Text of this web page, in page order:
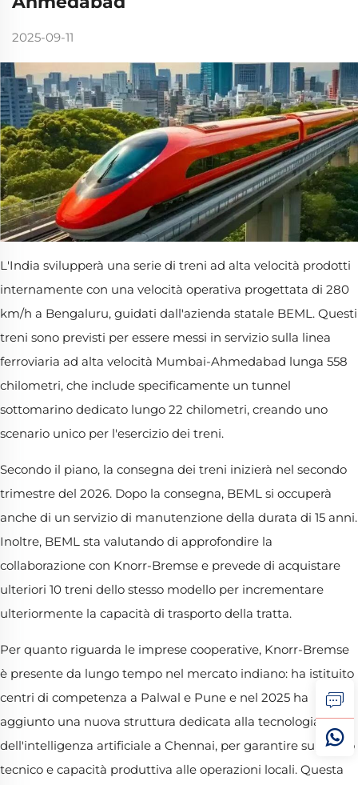
2025-09-11
L'India svilupperà una serie di treni ad alta velocità prodotti
internamente con una velocità operativa progettata di 280
km/h a Bengaluru, guidati dall'azienda statale BEML. Questi
treni sono previsti per essere messi in servizio sulla linea
ferroviaria ad alta velocità Mumbai-Ahmedabad lunga 558
chilometri, che include specificamente un tunnel
sottomarino dedicato lungo 22 chilometri, creando uno
scenario unico per l'esercizio dei treni.
Secondo il piano, la consegna dei treni inizierà nel secondo
trimestre del 2026. Dopo la consegna, BEML si occuperà
anche di un servizio di manutenzione della durata di 15 anni.
Inoltre, BEML sta valutando di approfondire la
collaborazione con Knorr-Bremse e prevede di acquistare
ulteriori 10 treni dello stesso modello per incrementare
ulteriormente la capacità di trasporto della tratta.
Per quanto riguarda le imprese cooperative, Knorr-Bremse
è presente da lungo tempo nel mercato indiano: ha istituito
centri di competenza a Palwal e Pune e nel 2025 ha
aggiunto una nuova struttura dedicata alla tecnologia
dell'intelligenza artificiale a Chennai, per garantire supporto
tecnico e capacità produttiva alle operazioni locali. Questa